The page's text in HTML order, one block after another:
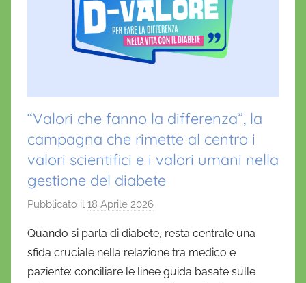
“Valori che fanno la differenza”, la
campagna che rimette al centro i
valori scientifici e i valori umani nella
gestione del diabete
Pubblicato il 18 Aprile 2026
D
a
n
Quando si parla di diabete, resta centrale una
sfida cruciale nella relazione tra medico e
paziente: conciliare le linee guida basate sulle